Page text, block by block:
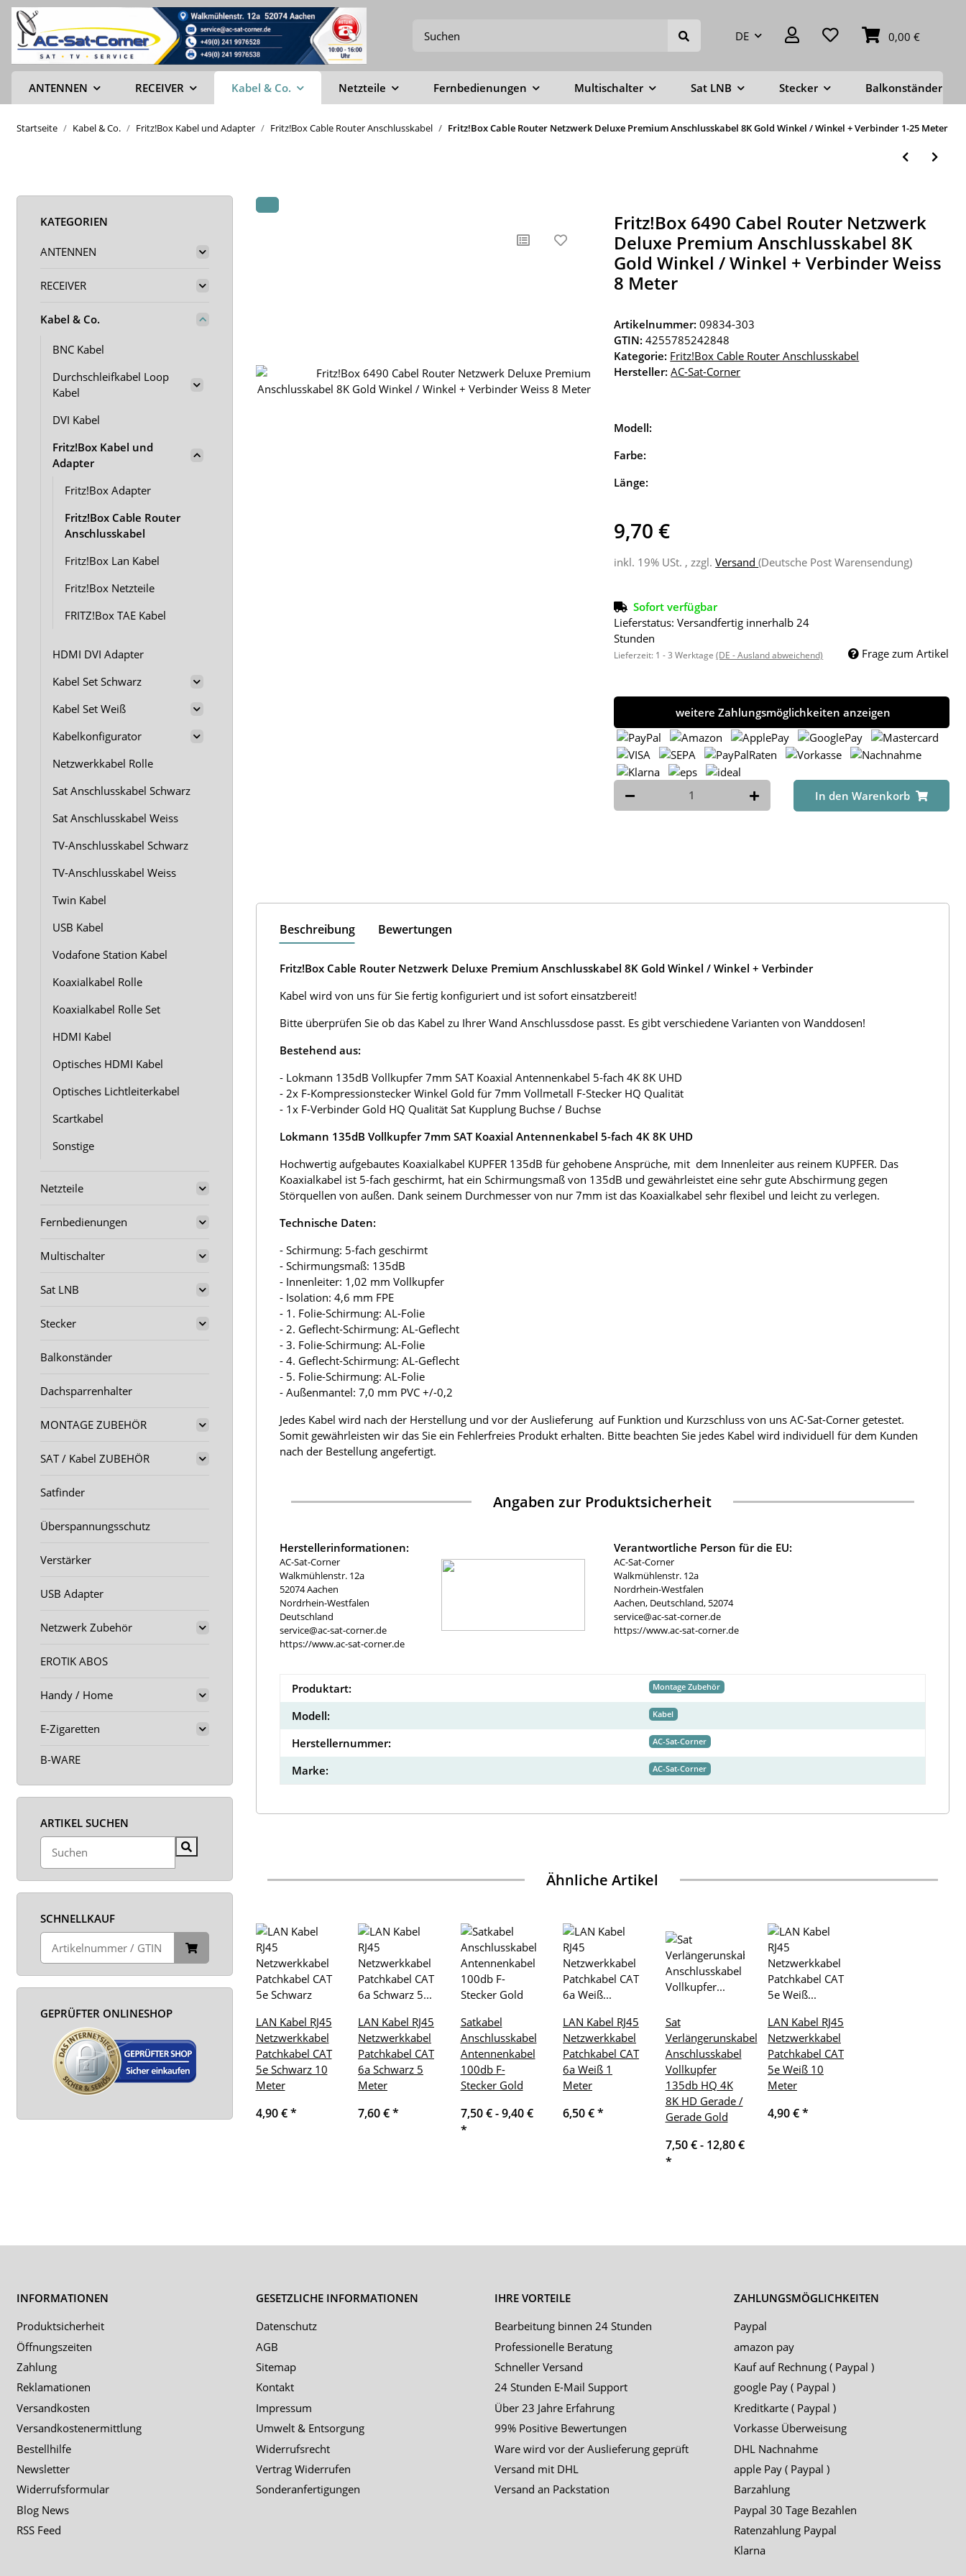
DE 0,00 €
ANTENNEN RECEIVER Kabel & Co. Netzteile Fernbedienungen Multischalter Sat LNB Stecker Balkonständer
Startseite Kabel & Co. Fritz!Box Kabel und Adapter Fritz!Box Cable Router Anschlusskabel Fritz!Box Cable Router Netzwerk Deluxe Premium Anschlusskabel 8K Gold Winkel / Winkel + Verbinder 1-25 Meter
Fritz!Box 6490 Cabel Router Netzwerk
Deluxe Premium Anschlusskabel 8K
Gold Winkel / Winkel + Verbinder Weiss
8 Meter
Artikelnummer:09834-303
GTIN: 4255785242848
Kategorie: Fritz!Box Cable Router Anschlusskabel
Hersteller: AC-Sat-Corner
Modell:
Farbe:
Länge:
9,70 €
inkl. 19% USt. , zzgl.Versand(Deutsche Post Warensendung)
Sofort verfügbar
Lieferstatus: Versandfertig innerhalb 24
Stunden
Lieferzeit: 1 - 3 Werktage(DE - Ausland abweichend) Frage zum Artikel
weitere Zahlungsmöglichkeiten anzeigen
In den Warenkorb
Beschreibung Bewertungen
Fritz!Box Cable Router Netzwerk Deluxe Premium Anschlusskabel 8K Gold Winkel / Winkel + Verbinder
Kabel wird von uns für Sie fertig konfiguriert und ist sofort einsatzbereit!
Bitte überprüfen Sie ob das Kabel zu Ihrer Wand Anschlussdose passt. Es gibt verschiedene Varianten von Wanddosen!
Bestehend aus:
- Lokmann 135dB Vollkupfer 7mm SAT Koaxial Antennenkabel 5-fach 4K 8K UHD
- 2x F-Kompressionstecker Winkel Gold für 7mm Vollmetall F-Stecker HQ Qualität
- 1x F-Verbinder Gold HQ Qualität Sat Kupplung Buchse / Buchse
Lokmann 135dB Vollkupfer 7mm SAT Koaxial Antennenkabel 5-fach 4K 8K UHD
Hochwertig aufgebautes Koaxialkabel KUPFER 135dB für gehobene Ansprüche, mit dem Innenleiter aus reinem KUPFER. Das
Koaxialkabel ist 5-fach geschirmt, hat ein Schirmungsmaß von 135dB und gewährleistet eine sehr gute Abschirmung gegen
Störquellen von außen. Dank seinem Durchmesser von nur 7mm ist das Koaxialkabel sehr flexibel und leicht zu verlegen.
Technische Daten:
- Schirmung: 5-fach geschirmt
- Schirmungsmaß: 135dB
- Innenleiter: 1,02 mm Vollkupfer
- Isolation: 4,6 mm FPE
- 1. Folie-Schirmung: AL-Folie
- 2. Geflecht-Schirmung: AL-Geflecht
- 3. Folie-Schirmung: AL-Folie
- 4. Geflecht-Schirmung: AL-Geflecht
- 5. Folie-Schirmung: AL-Folie
- Außenmantel: 7,0 mm PVC +/-0,2
Jedes Kabel wird nach der Herstellung und vor der Auslieferung auf Funktion und Kurzschluss von uns AC-Sat-Corner getestet.
Somit gewährleisten wir das Sie ein Fehlerfreies Produkt erhalten. Bitte beachten Sie jedes Kabel wird individuell für dem Kunden
nach der Bestellung angefertigt.
Angaben zur Produktsicherheit
Herstellerinformationen:
AC-Sat-Corner
Walkmühlenstr. 12a
52074 Aachen
Nordrhein-Westfalen
Deutschland
service@ac-sat-corner.de
https://www.ac-sat-corner.de
Verantwortliche Person für die EU:
AC-Sat-Corner
Walkmühlenstr. 12a
Nordrhein-Westfalen
Aachen, Deutschland, 52074
service@ac-sat-corner.de
https://www.ac-sat-corner.de
Produktart: Montage Zubehör
Modell: Kabel
Herstellernummer: AC-Sat-Corner
Marke: AC-Sat-Corner
Ähnliche Artikel
LAN Kabel RJ45
Netzwerkkabel
Patchkabel CAT
5e Schwarz 10
Meter
4,90 €*
LAN Kabel RJ45
Netzwerkkabel
Patchkabel CAT
6a Schwarz 5
Meter
7,60 €*
Satkabel
Anschlusskabel
Antennenkabel
100db F-
Stecker Gold
7,50 € -9,40 €
*
LAN Kabel RJ45
Netzwerkkabel
Patchkabel CAT
6a Weiß 1
Meter
6,50 €*
Sat
Verlängerunskabel
Anschlusskabel
Vollkupfer
135db HQ 4K
8K HD Gerade /
Gerade Gold
7,50 € - 12,80 €
*
LAN Kabel RJ45
Netzwerkkabel
Patchkabel CAT
5e Weiß 10
Meter
4,90 €*
KATEGORIEN
ANTENNEN
RECEIVER
Kabel & Co.
BNC Kabel
Durchschleifkabel Loop
Kabel
DVI Kabel
Fritz!Box Kabel und
Adapter
Fritz!Box Adapter
Fritz!Box Cable Router
Anschlusskabel
Fritz!Box Lan Kabel
Fritz!Box Netzteile
FRITZ!Box TAE Kabel
HDMI DVI Adapter
Kabel Set Schwarz
Kabel Set Weiß
Kabelkonfigurator
Netzwerkkabel Rolle
Sat Anschlusskabel Schwarz
Sat Anschlusskabel Weiss
TV-Anschlusskabel Schwarz
TV-Anschlusskabel Weiss
Twin Kabel
USB Kabel
Vodafone Station Kabel
Koaxialkabel Rolle
Koaxialkabel Rolle Set
HDMI Kabel
Optisches HDMI Kabel
Optisches Lichtleiterkabel
Scartkabel
Sonstige
Netzteile
Fernbedienungen
Multischalter
Sat LNB
Stecker
Balkonständer
Dachsparrenhalter
MONTAGE ZUBEHÖR
SAT / Kabel ZUBEHÖR
Satfinder
Überspannungsschutz
Verstärker
USB Adapter
Netzwerk Zubehör
EROTIK ABOS
Handy / Home
E-Zigaretten
B-WARE
ARTIKEL SUCHEN
SCHNELLKAUF
GEPRÜFTER ONLINESHOP
INFORMATIONEN
Produktsicherheit
Öffnungszeiten
Zahlung
Reklamationen
Versandkosten
Versandkostenermittlung
Bestellhilfe
Newsletter
Widerrufsformular
Blog News
RSS Feed
GESETZLICHE INFORMATIONEN
Datenschutz
AGB
Sitemap
Kontakt
Impressum
Umwelt & Entsorgung
Widerrufsrecht
Vertrag Widerrufen
Sonderanfertigungen
IHRE VORTEILE
Bearbeitung binnen 24 Stunden
Professionelle Beratung
Schneller Versand
24 Stunden E-Mail Support
Über 23 Jahre Erfahrung
99% Positive Bewertungen
Ware wird vor der Auslieferung geprüft
Versand mit DHL
Versand an Packstation
ZAHLUNGSMÖGLICHKEITEN
Paypal
amazon pay
Kauf auf Rechnung ( Paypal )
google Pay ( Paypal )
Kreditkarte ( Paypal )
Vorkasse Überweisung
DHL Nachnahme
apple Pay ( Paypal )
Barzahlung
Paypal 30 Tage Bezahlen
Ratenzahlung Paypal
Klarna